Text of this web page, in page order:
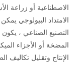
الاصطناعية أو زراعة
الامتداد البيولوجي
التصنيع الصناعي ،
المضخة أو الأجزاء
الإنتاج وتقليل تكاليف